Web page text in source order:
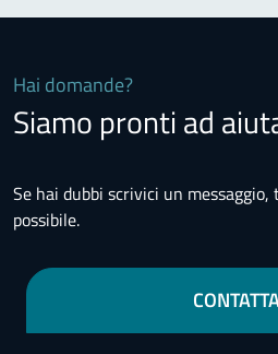
Hai domande?
Siamo pronti ad
Se hai dubbi scrivici un
possibile.